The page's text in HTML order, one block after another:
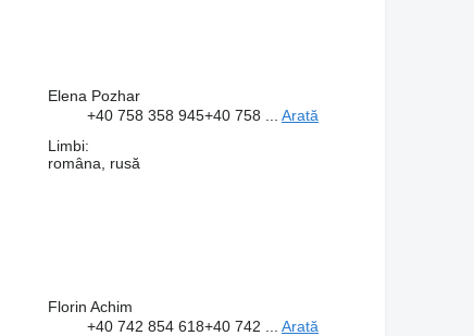
Elena Pozhar
+40 758 358 945+40 758 ... Arată
Limbi:
româna, rusă
Florin Achim
+40 742 854 618+40 742 ... Arată